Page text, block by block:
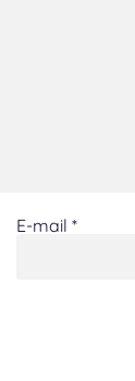
E-mail *